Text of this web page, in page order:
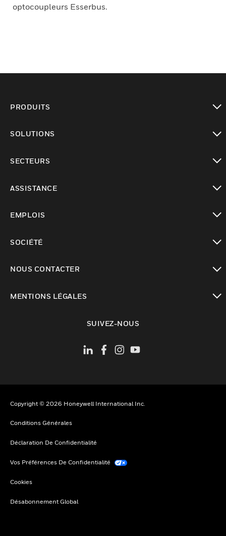
optocoupleurs Esserbus.
PRODUITS
SOLUTIONS
SECTEURS
ASSISTANCE
EMPLOIS
SOCIÉTÉ
NOUS CONTACTER
MENTIONS LÉGALES
SUIVEZ-NOUS
Copyright © 2026 Honeywell International Inc.
Conditions Générales
Déclaration De Confidentialité
Vos Préférences De Confidentialité
Cookies
Désabonnement Global